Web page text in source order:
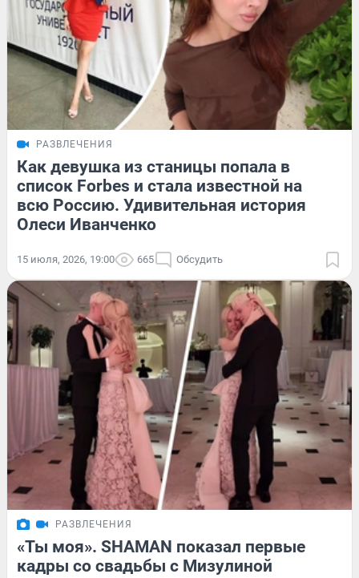
РАЗВЛЕЧЕНИЯ
Как девушка из станицы попала в
список Forbes и стала известной на
всю Россию. Удивительная история
Олеси Иванченко
15 июля, 2026, 19:00 665 Обсудить
РАЗВЛЕЧЕНИЯ
«Ты моя». SHAMAN показал первые
кадры со свадьбы с Мизулиной